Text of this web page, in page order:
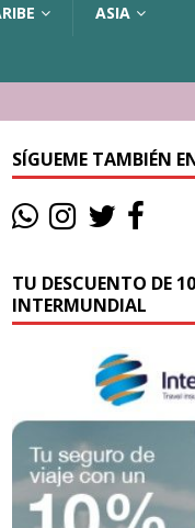
ASIA
SÍGUEME TAMBIÉN
TU DESCUENTO DE
INTERMUNDIAL